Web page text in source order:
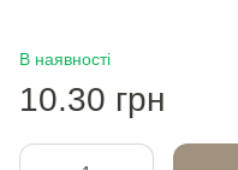
В наявності
10.30 грн